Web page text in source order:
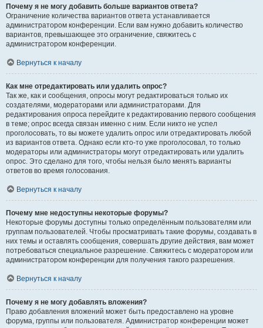
Почему я не могу добавить больше вариантов ответа?
Ограничение количества вариантов ответа устанавливается
администратором конференции. Если вам нужно добавить количество
вариантов, превышающее это ограничение, свяжитесь с
администратором конференции.
Вернуться к началу
Как мне отредактировать или удалить опрос?
Так же, как и сообщения, опросы могут редактироваться только их
создателями, модераторами или администраторами. Для
редактирования опроса перейдите к редактированию первого сообщения
в теме; опрос всегда связан именно с ним. Если никто не успел
проголосовать, то вы можете удалить опрос или отредактировать любой
из вариантов ответа. Однако если кто-то уже проголосовал, то только
модераторы или администраторы могут отредактировать или удалить
опрос. Это сделано для того, чтобы нельзя было менять варианты
ответов во время голосования.
Вернуться к началу
Почему мне недоступны некоторые форумы?
Некоторые форумы доступны только определённым пользователям или
группам пользователей. Чтобы просматривать такие форумы, создавать в
них темы и оставлять сообщения, совершать другие действия, вам может
потребоваться специальное разрешение. Свяжитесь с модератором или
администратором конференции для получения такого разрешения.
Вернуться к началу
Почему я не могу добавлять вложения?
Право добавления вложений может быть предоставлено на уровне
форума, группы или пользователя. Администратор конференции может